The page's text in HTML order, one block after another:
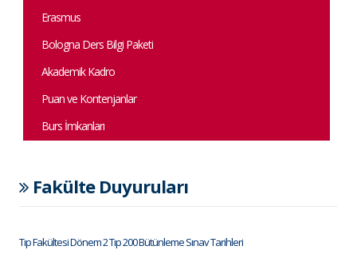
Erasmus
Bologna Ders Bilgi Paketi
Akademik Kadro
Puan ve Kontenjanlar
Burs İmkanları
Fakülte Duyuruları
Tıp Fakültesi Dönem 2 Tıp 200 Bütünleme Sınav Tarihleri